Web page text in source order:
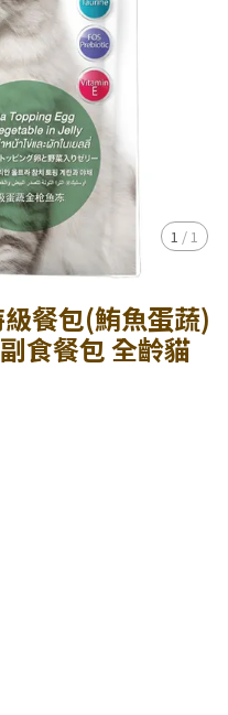
1 / 1
餐包(鮪魚蛋蔬)
食餐包 全齡貓